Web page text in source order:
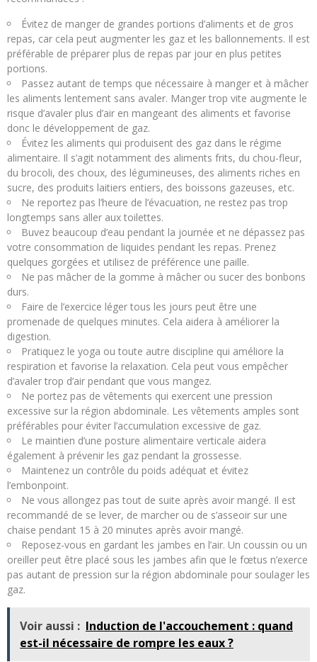
Évitez de manger de grandes portions d’aliments et de gros
repas, car cela peut augmenter les gaz et les ballonnements. Il est
préférable de préparer plus de repas par jour en plus petites
portions.
Passez autant de temps que nécessaire à manger et à mâcher
les aliments lentement sans avaler. Manger trop vite augmente le
risque d’avaler plus d’air en mangeant des aliments et favorise
donc le développement de gaz.
Évitez les aliments qui produisent des gaz dans le régime
alimentaire. Il s’agit notamment des aliments frits, du chou-fleur,
du brocoli, des choux, des légumineuses, des aliments riches en
sucre, des produits laitiers entiers, des boissons gazeuses, etc.
Ne reportez pas l’heure de l’évacuation, ne restez pas trop
longtemps sans aller aux toilettes.
Buvez beaucoup d’eau pendant la journée et ne dépassez pas
votre consommation de liquides pendant les repas. Prenez
quelques gorgées et utilisez de préférence une paille.
Ne pas mâcher de la gomme à mâcher ou sucer des bonbons
durs.
Faire de l’exercice léger tous les jours peut être une
promenade de quelques minutes. Cela aidera à améliorer la
digestion.
Pratiquez le yoga ou toute autre discipline qui améliore la
respiration et favorise la relaxation. Cela peut vous empêcher
d’avaler trop d’air pendant que vous mangez.
Ne portez pas de vêtements qui exercent une pression
excessive sur la région abdominale. Les vêtements amples sont
préférables pour éviter l’accumulation excessive de gaz.
Le maintien d’une posture alimentaire verticale aidera
également à prévenir les gaz pendant la grossesse.
Maintenez un contrôle du poids adéquat et évitez
l’embonpoint.
Ne vous allongez pas tout de suite après avoir mangé. Il est
recommandé de se lever, de marcher ou de s’asseoir sur une
chaise pendant 15 à 20 minutes après avoir mangé.
Reposez-vous en gardant les jambes en l’air. Un coussin ou un
oreiller peut être placé sous les jambes afin que le fœtus n’exerce
pas autant de pression sur la région abdominale pour soulager les
gaz.
Voir aussi : Induction de l'accouchement : quand
est-il nécessaire de rompre les eaux ?